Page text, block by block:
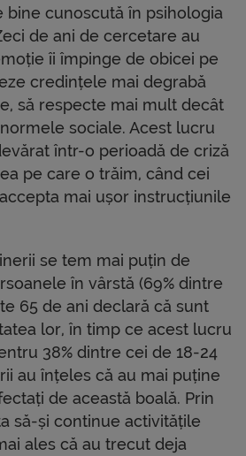
bine cunoscută în psihologia
de ani de cercetare au
îi împinge de obicei pe
credințele mai degrabă
să respecte mai mult decât
sociale. Acest lucru
într-o perioadă de criză
pe care o trăim, când cei
mai ușor instrucțiunile
se tem mai puțin de
în vârstă (69% dintre
65 de ani declară că sunt
lor, în timp ce acest lucru
38% dintre cei de 18-24
au înțeles că au mai puține
de această boală. Prin
să-și continue activitățile
ales că au trecut deja